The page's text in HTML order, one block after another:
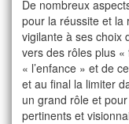
De nombreux
pour la réussite et la
vigilante à ses choix
vers des rôles plus
« l’enfance » et de
et au final la limiter
un grand rôle et
pertinents et